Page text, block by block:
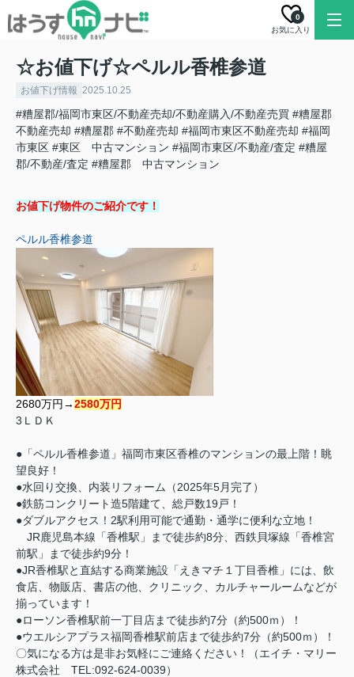
お気に入り
0
☆お値下げ☆ペルル香椎参道
お値下げ情報 2025.10.25
#糟屋郡/福岡市東区/不動産売却/不動産購入/不動産売買 #糟屋郡
不動産売却 #糟屋郡 #不動産売却 #福岡市東区不動産売却 #福岡
市東区 #東区 中古マンション #福岡市東区/不動産/査定 #糟屋
郡/不動産/査定 #糟屋郡 中古マンション
お値下げ物件のご紹介です！
ペルル香椎参道
2680万円→2580万円
3ＬＤＫ
●「ペルル香椎参道」福岡市東区香椎のマンションの最上階！眺
望良好！
●水回り交換、内装リフォーム（2025年5月完了）
●鉄筋コンクリート造5階建て、総戸数19戸！
●ダブルアクセス！2駅利用可能で通勤・通学に便利な立地！
JR鹿児島本線「香椎駅」まで徒歩約8分、西鉄貝塚線「香椎宮
前駅」まで徒歩約9分！
●JR香椎駅と直結する商業施設「えきマチ１丁目香椎」には、飲
食店、物販店、書店の他、クリニック、カルチャールームなどが
揃っています！
●ローソン香椎駅前一丁目店まで徒歩約7分（約500ｍ）！
●ウエルシアプラス福岡香椎駅前店まで徒歩約7分（約500ｍ）！
〇気になる方は是非お気軽にご連絡ください！（エイチ・マリー
株式会社 TEL:092-624-0039）